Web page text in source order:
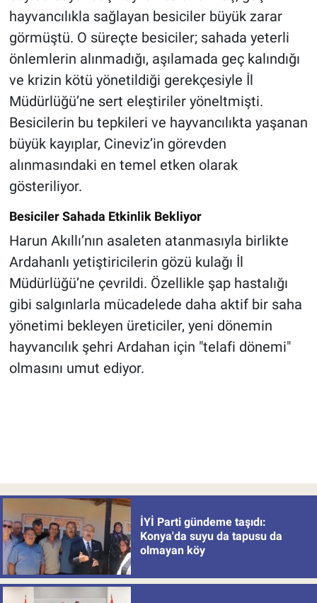
hayvancılıkla sağlayan besiciler büyük zarar
görmüştü. O süreçte besiciler; sahada yeterli
önlemlerin alınmadığı, aşılamada geç kalındığı
ve krizin kötü yönetildiği gerekçesiyle İl
Müdürlüğü’ne sert eleştiriler yöneltmişti.
Besicilerin bu tepkileri ve hayvancılıkta yaşanan
büyük kayıplar, Cineviz’in görevden
alınmasındaki en temel etken olarak
gösteriliyor.
Besiciler Sahada Etkinlik Bekliyor
Harun Akıllı’nın asaleten atanmasıyla birlikte
Ardahanlı yetiştiricilerin gözü kulağı İl
Müdürlüğü’ne çevrildi. Özellikle şap hastalığı
gibi salgınlarla mücadelede daha aktif bir saha
yönetimi bekleyen üreticiler, yeni dönemin
hayvancılık şehri Ardahan için "telafi dönemi"
olmasını umut ediyor.
İYİ Parti gündeme taşıdı:
Konya'da suyu da tapusu da
olmayan köy